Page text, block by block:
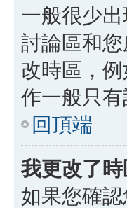
一般很少
討論區和
改時區，
作一般只
回頂端
我更改了
如果您確